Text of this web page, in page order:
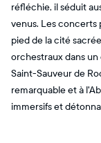
réfléchie, il séduit
venus. Les concerts
pied de la cité
orchestraux dans
Saint-Sauveur de
remarquable et à
immersifs et